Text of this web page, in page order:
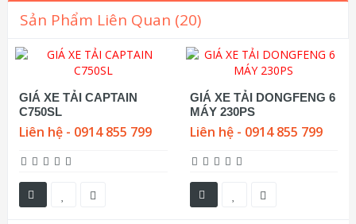
Sản Phẩm Liên Quan (20)
GIÁ XE TẢI CAPTAIN
C750SL
Liên hệ - 0914 855 799
GIÁ XE TẢI DONGFENG 6
MÁY 230PS
Liên hệ - 0914 855 799